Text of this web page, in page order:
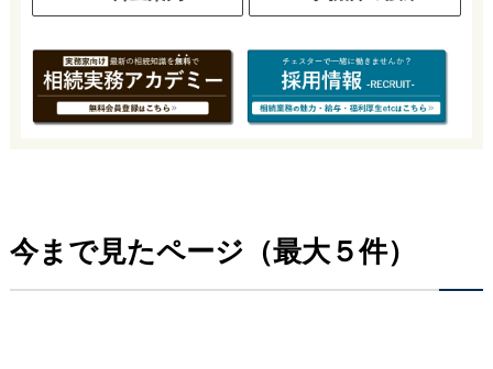
今まで見たページ（最大５件）